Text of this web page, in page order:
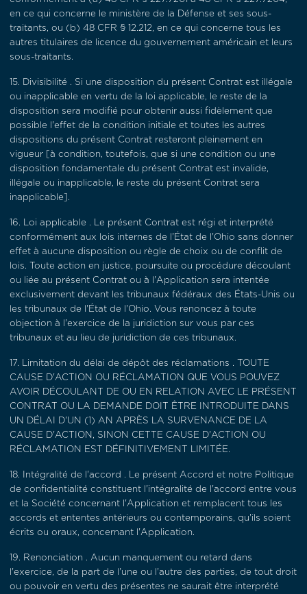
en ce qui concerne le ministère de la Défense et ses sous-
traitants, ou (b) 48 CFR § 12.212, en ce qui concerne tous les
autres titulaires de licence du gouvernement américain et leurs
sous-traitants.
15. Divisibilité . Si une disposition du présent Contrat est illégale
ou inapplicable en vertu de la loi applicable, le reste de la
disposition sera modifié pour obtenir aussi fidèlement que
possible l'effet de la condition initiale et toutes les autres
dispositions du présent Contrat resteront pleinement en
vigueur [à condition, toutefois, que si une condition ou une
disposition fondamentale du présent Contrat est invalide,
illégale ou inapplicable, le reste du présent Contrat sera
inapplicable].
16. Loi applicable . Le présent Contrat est régi et interprété
conformément aux lois internes de l'État de l'Ohio sans donner
effet à aucune disposition ou règle de choix ou de conflit de
lois. Toute action en justice, poursuite ou procédure découlant
ou liée au présent Contrat ou à l'Application sera intentée
exclusivement devant les tribunaux fédéraux des États-Unis ou
les tribunaux de l'État de l'Ohio. Vous renoncez à toute
objection à l'exercice de la juridiction sur vous par ces
tribunaux et au lieu de juridiction de ces tribunaux.
17. Limitation du délai de dépôt des réclamations . TOUTE
CAUSE D'ACTION OU RÉCLAMATION QUE VOUS POUVEZ
AVOIR DÉCOULANT DE OU EN RELATION AVEC LE PRÉSENT
CONTRAT OU LA DEMANDE DOIT ÊTRE INTRODUITE DANS
UN DÉLAI D'UN (1) AN APRÈS LA SURVENANCE DE LA
CAUSE D'ACTION, SINON CETTE CAUSE D'ACTION OU
RÉCLAMATION EST DÉFINITIVEMENT LIMITÉE.
18. Intégralité de l'accord . Le présent Accord et notre Politique
de confidentialité constituent l'intégralité de l'accord entre vous
et la Société concernant l'Application et remplacent tous les
accords et ententes antérieurs ou contemporains, qu'ils soient
écrits ou oraux, concernant l'Application.
19. Renonciation . Aucun manquement ou retard dans
l'exercice, de la part de l'une ou l'autre des parties, de tout droit
ou pouvoir en vertu des présentes ne saurait être interprété